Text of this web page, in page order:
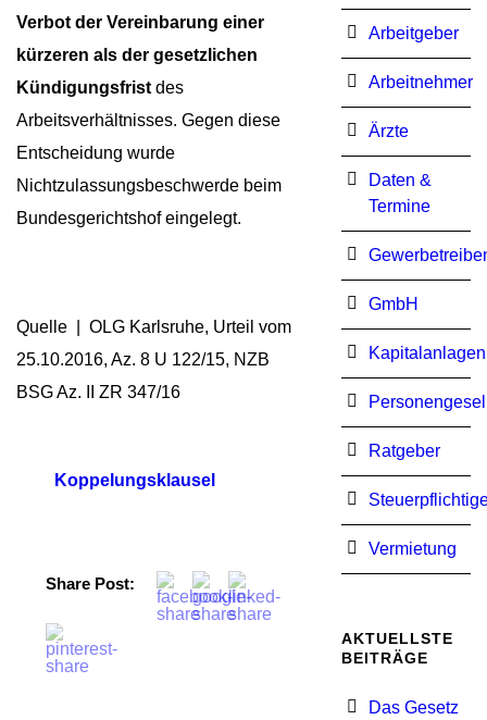
Verbot der Vereinbarung einer
kürzeren als der gesetzlichen
Kündigungsfrist des
Arbeitsverhältnisses. Gegen diese
Entscheidung wurde
Nichtzulassungsbeschwerde beim
Bundesgerichtshof eingelegt.
Quelle | OLG Karlsruhe, Urteil vom
25.10.2016, Az. 8 U 122/15, NZB
BSG Az. II ZR 347/16
Koppelungsklausel
Share Post:
Arbeitgeber
Arbeitnehmer
Ärzte
Daten &
Termine
GmbH
Kapitalanlagen
Ratgeber
Vermietung
AKTUELLSTE
BEITRÄGE
Das Gesetz